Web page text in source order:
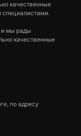
качественные
и мы рады
качественные
по адресу